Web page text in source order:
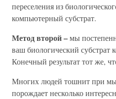
переселения из
компьютерный субстрат.
Метод второй –мы
ваш биологический субстрат
Конечный результат тот же,
Многих людей тошнит при
порождает несколько